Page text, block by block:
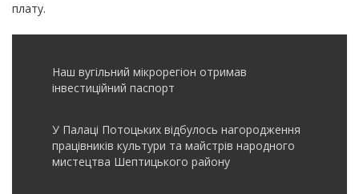
плату.
Наш вугільний мікрорегіон отримав
інвеcтиційний паспорт
У Палаці Потоцьких відбулось нагородження
працівників культури та майстрів народного
мистецтва Шептицького району